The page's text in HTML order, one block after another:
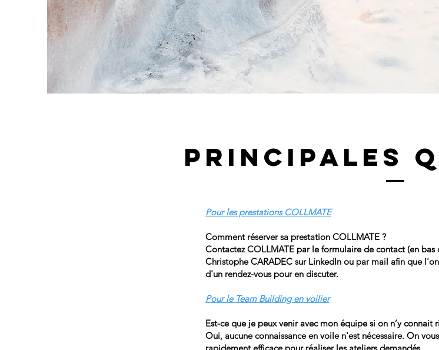
Principales
Pour les prestations COLLMATE
Comment réserver sa prestation COLLMATE ?
Contactez COLLMATE par le formulaire de contact (en
Christophe CARADEC sur LinkedIn ou par mail afin que
d'un rendez-vous pour en discuter.
Pour le Team Building en voilier
Est-ce que je peux venir avec mon équipe si on n’y connait
Oui, aucune connaissance en voile n'est nécessaire. On